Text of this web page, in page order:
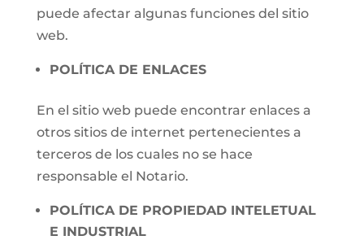
puede afectar algunas funciones del sitio
web.
POLÍTICA DE ENLACES
En el sitio web puede encontrar enlaces a
otros sitios de internet pertenecientes a
terceros de los cuales no se hace
responsable el Notario.
POLÍTICA DE PROPIEDAD INTELETUAL
E INDUSTRIAL